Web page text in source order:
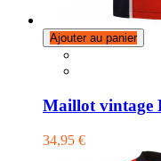
Ajouter au panier
Maillot vintage
34,95 €